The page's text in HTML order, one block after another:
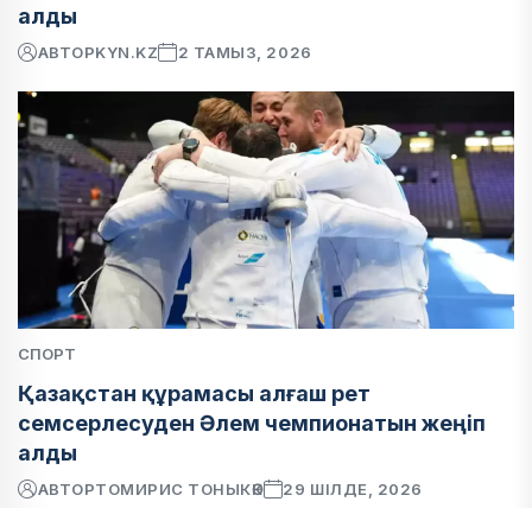
алды
АВТОРKYN.KZ 2 ТАМЫЗ, 2026
СПОРТ
Қазақстан құрамасы алғаш рет
семсерлесуден Әлем чемпионатын жеңіп
алды
АВТОРТОМИРИС ТОНЫКӨК 29 ШІЛДЕ, 2026